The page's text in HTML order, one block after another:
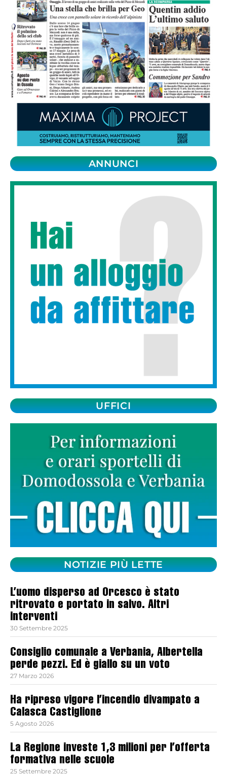
ANNUNCI
UFFICI
NOTIZIE PIÙ LETTE
L’uomo disperso ad Orcesco è stato
ritrovato e portato in salvo. Altri
interventi
30 Settembre 2025
Consiglio comunale a Verbania, Albertella
perde pezzi. Ed è giallo su un voto
27 Marzo 2026
Ha ripreso vigore l’incendio divampato a
Calasca Castiglione
5 Agosto 2026
La Regione investe 1,3 milioni per l’offerta
formativa nelle scuole
25 Settembre 2025